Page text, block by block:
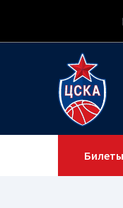
Билеты